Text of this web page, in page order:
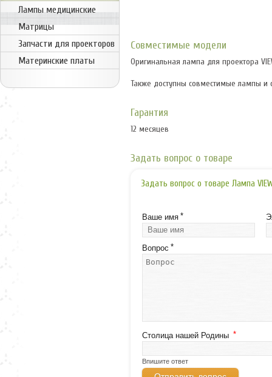
Совместимые модели
Оригинальная лампа для проектора
Также доступны совместимые лампы и
Гарантия
12 месяцев
Задать вопрос о товаре
Задать вопрос о товаре Лампа
Ваше имя *
Вопрос *
Столица нашей Родины *
Впишите ответ
Лампы медицинские
Матрицы
Запчасти для проекторов
Материнские платы